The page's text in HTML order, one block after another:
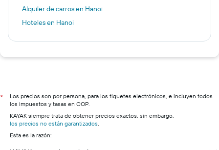
Alquiler de carros en Hanoi
Hoteles en Hanoi
*
Los precios son por persona, para los tiquetes electrónicos, e incluyen todos
los impuestos y tasas en COP.
KAYAK siempre trata de obtener precios exactos, sin embargo,
los precios no están garantizados.
Esta es la razón: